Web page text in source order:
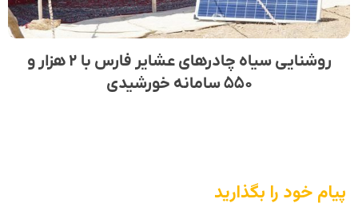
روشنایی سیاه چادر‌های عشایر فارس با ۲ هزار و
۵۵۰ سامانه خورشیدی
پیام خود را بگذارید